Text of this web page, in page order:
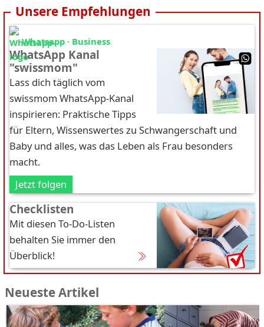
Unsere Empfehlungen
Whatsapp · Business
WhatsApp Kanal
"swissmom"
Lass dich täglich vom
swissmom WhatsApp-Kanal
inspirieren: Praktische Tipps
für Eltern, Wissenswertes zu Schwangerschaft und
Baby und alles, was das Leben als Frau besonders
macht.
Jetzt folgen
Checklisten
Mit diesen To-Do-Listen
behalten Sie immer den
Überblick!
Neueste Artikel